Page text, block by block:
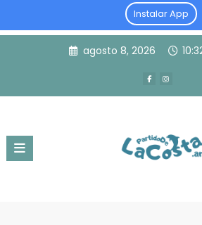
Instalar App
agosto 8, 2026